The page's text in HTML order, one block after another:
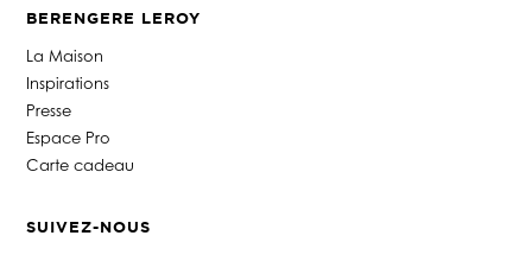
BERENGERE LEROY
La Maison
Inspirations
Presse
Espace Pro
Carte cadeau
SUIVEZ-NOUS